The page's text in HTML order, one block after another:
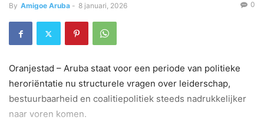
By Amigoe Aruba - 8 januari, 2026 0
Oranjestad – Aruba staat voor een periode van politieke
heroriëntatie nu structurele vragen over leiderschap,
bestuurbaarheid en coalitiepolitiek steeds nadrukkelijker
naar voren komen.